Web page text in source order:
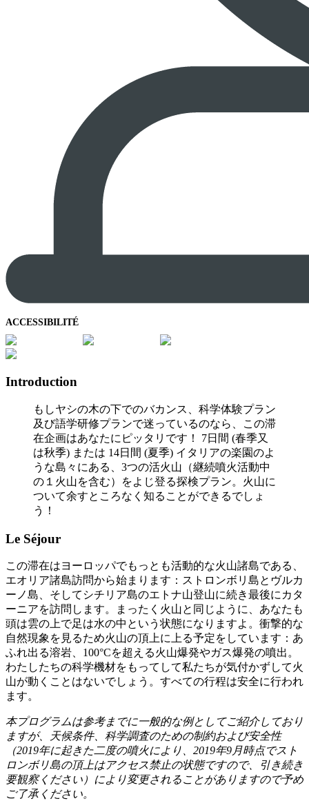
ACCESSIBILITÉ
Introduction
もしヤシの木の下でのバカンス、科学体験プラン
及び語学研修プランで迷っているのなら、この滞
在企画はあなたにピッタリです！ 7日間 (春季又
は秋季) または 14日間 (夏季) イタリアの楽園のよ
うな島々にある、3つの活火山（継続噴火活動中
の１火山を含む）をよじ登る探検プラン。火山に
ついて余すところなく知ることができるでしょ
う！
Le Séjour
この滞在はヨーロッパでもっとも活動的な火山諸島である、
エオリア諸島訪問から始まります：ストロンボリ島とヴルカ
ーノ島、そしてシチリア島のエトナ山登山に続き最後にカタ
ーニアを訪問します。まったく火山と同じように、あなたも
頭は雲の上で足は水の中という状態になりますよ。衝撃的な
自然現象を見るため火山の頂上に上る予定をしています：あ
ふれ出る溶岩、100°Cを超える火山爆発やガス爆発の噴出。
わたしたちの科学機材をもってして私たちが気付かずして火
山が動くことはないでしょう。すべての行程は安全に行われ
ます。
本プログラムは参考までに一般的な例としてご紹介しており
ますが、天候条件、科学調査のための制約および安全性
（2019年に起きた二度の噴火により、2019年9月時点でスト
ロンボリ島の頂上はアクセス禁止の状態ですので、引き続き
要観察ください）により変更されることがありますので予め
ご了承ください。